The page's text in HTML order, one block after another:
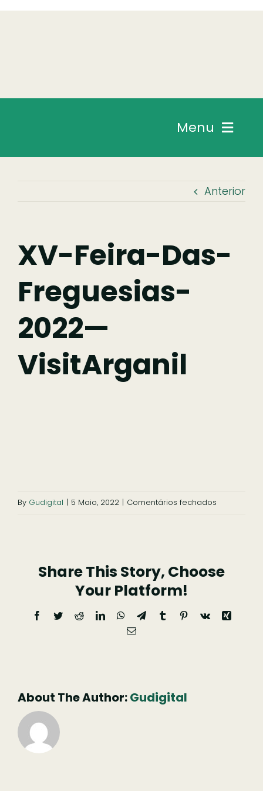
Skip
Menu
Pesquisar
Anterior
XV-Feira-Das-
Freguesias-
2022—
VisitArganil
By Gudigital | 5 Maio, 2022 | Comentários fechados
Freguesias-
VisitArganil
Share This Story, Choose
Your Platform!
Facebook
TwitterRedditLinkedInWhatsApp
TelegramTumblrPinterest
Vk
Xing
Email
About The Author:Gudigital